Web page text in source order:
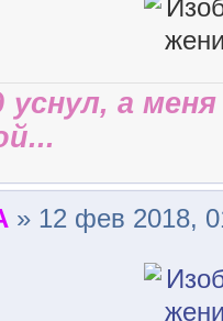
уснул, а
» 12 фев 2018,